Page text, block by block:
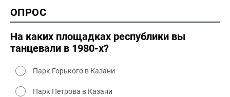
2000 промышленность
2000 культура
ОПРОС
На каких площадках республики вы
танцевали в 1980-х?
Парк Горького в Казани
Парк Петрова в Казани